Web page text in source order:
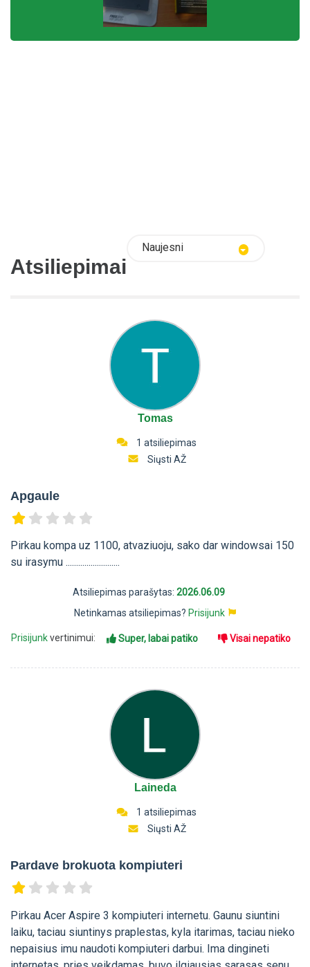
Atsiliepimai
Naujesni
Tomas
1 atsiliepimas
Siųsti AŽ
Apgaule
Pirkau kompa uz 1100, atvaziuoju, sako dar windowsai 150
su irasymu ..........................
Atsiliepimas parašytas: 2026.06.09
Netinkamas atsiliepimas? Prisijunk
Prisijunkvertinimui: Super, labai patiko Visai nepatiko
Laineda
1 atsiliepimas
Siųsti AŽ
Pardave brokuota kompiuteri
Pirkau Acer Aspire 3 kompiuteri internetu. Gaunu siuntini
laiku, taciau siuntinys praplestas, kyla itarimas, taciau nieko
nepaisius imu naudoti kompiuteri darbui. Ima dingineti